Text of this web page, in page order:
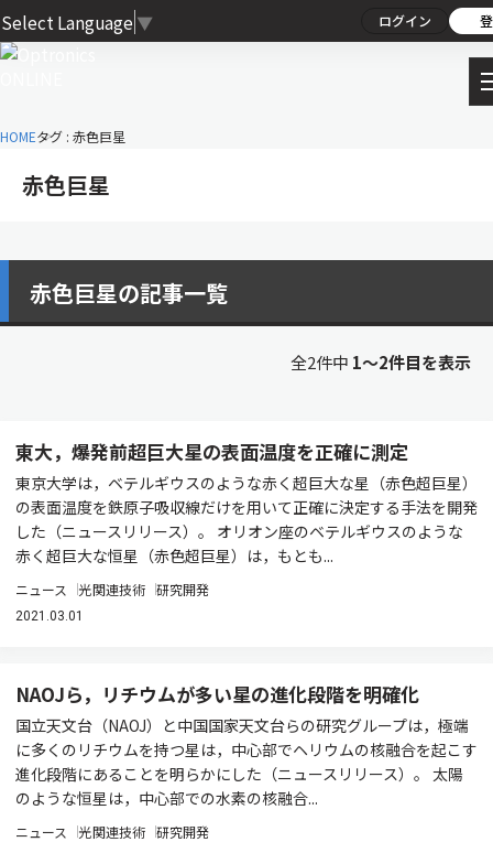
Select Language ▼ ログイン
HOMEタグ : 赤色巨星
赤色巨星
赤色巨星の記事一覧
全2件中 1〜2件目を表示
東大，爆発前超巨大星の表面温度を正確に測定
東京大学は，ベテルギウスのような赤く超巨大な星（赤色超巨星）
の表面温度を鉄原子吸収線だけを用いて正確に決定する手法を開発
した（ニュースリリース）。 オリオン座のベテルギウスのような
赤く超巨大な恒星（赤色超巨星）は，もとも...
ニュース 光関連技術 研究開発
2021.03.01
NAOJら，リチウムが多い星の進化段階を明確化
国立天文台（NAOJ）と中国国家天文台らの研究グループは，極端
に多くのリチウムを持つ星は，中心部でヘリウムの核融合を起こす
進化段階にあることを明らかにした（ニュースリリース）。 太陽
のような恒星は，中心部での水素の核融合...
ニュース 光関連技術 研究開発